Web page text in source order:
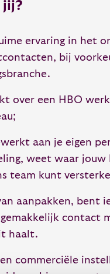
jij?
ervaring in het
bij
over een HBO
aan je eigen
weet waar jouw
team kunt
aanpakken, bent
gemakkelijk contact
haalt.
commerciële